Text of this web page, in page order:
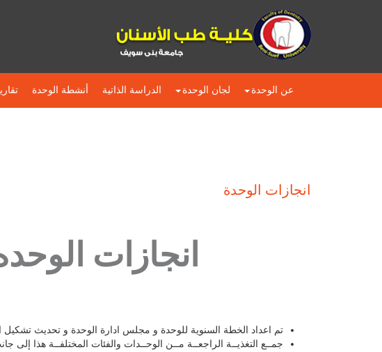
عن الوحدة لجان الوحدة الدراسة الذاتية أنشطة الوحدة
انجازات الوحدة
انجازات الوحده
تم اعداد الخطة السنوية للوحدة و مجلس ادارة الوحدة و تحديث تشكيل
جمــع التغذيــة الراجعــة مــن الوحــدات والفئات المختلفــة هذا إلى